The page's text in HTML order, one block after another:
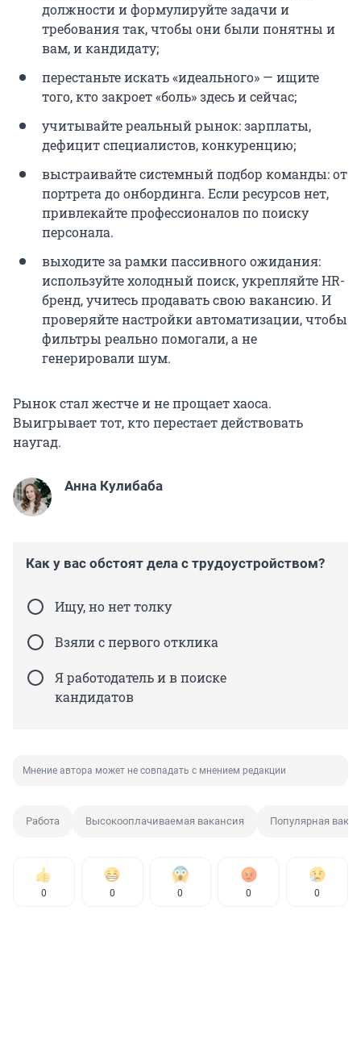
должности и формулируйте задачи и
требования так, чтобы они были понятны и
вам, и кандидату;
перестаньте искать «идеального» — ищите
того, кто закроет «боль» здесь и сейчас;
учитывайте реальный рынок: зарплаты,
дефицит специалистов, конкуренцию;
выстраивайте системный подбор команды: от
портрета до онбординга. Если ресурсов нет,
привлекайте профессионалов по поиску
персонала.
выходите за рамки пассивного ожидания:
используйте холодный поиск, укрепляйте HR-
бренд, учитесь продавать свою вакансию. И
проверяйте настройки автоматизации, чтобы
фильтры реально помогали, а не
генерировали шум.
Рынок стал жестче и не прощает хаоса.
Выигрывает тот, кто перестает действовать
наугад.
Анна Кулибаба
Как у вас обстоят дела с трудоустройством?
Ищу, но нет толку
Взяли с первого отклика
Я работодатель и в поиске
кандидатов
Мнение автора может не совпадать с мнением редакции
Работа Высокооплачиваемая вакансия Популярная
0 0 0 0 0